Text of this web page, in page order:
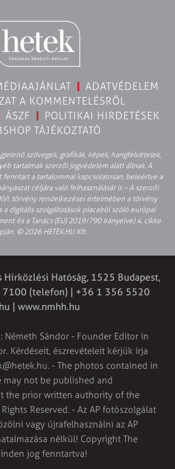
ADATVÉDELEM
A KOMMENTELÉSRŐL
ÁSZF
POLITIKAI HIRDETÉSEK
TÁJÉKOZTATÓ
szövegek, grafikák, képek, hangfelvételek,
tartalmak szerzői jogvédelem alatt állnak. A
a tartalommal kapcsolatosan, beleértve a
céljára való felhasználását is – A szerzői
törvény rendelkezései értelmében a törvény
a digitális szolgáltatások piacairól szóló európai
és a Tanács (EU) 2019/790 Irányelve) 4. cikke
© 2026 HETEK.HU Kft.
Hírközlési Hatóság, 1525 Budapest,
7100 (telefon) | +36 1 356 5520
| www.nmhh.hu
Németh Sándor - Founder Editor in
Kérdéseit, észrevételeit kérjük írja
. - The photos contained in
may not be published and
the prior written authority of the
Reserved. - Az AP fotószolgálat
vagy újrafelhasználni az AP
nélkül! Copyright The
jog fenntartva!